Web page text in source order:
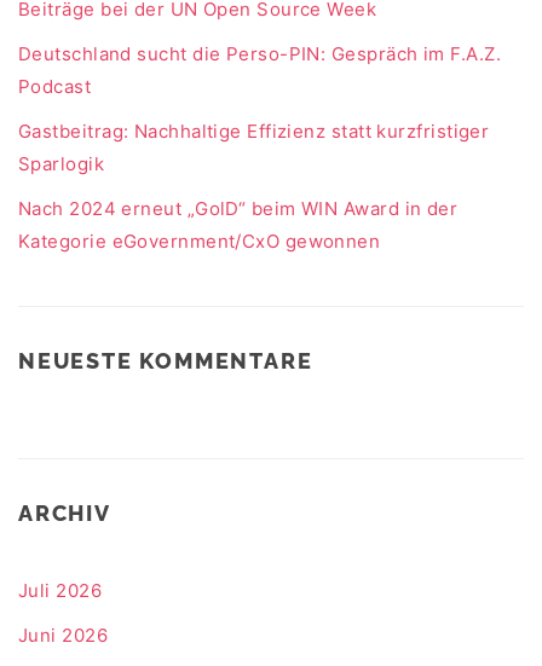
Beiträge bei der UN Open Source Week
Deutschland sucht die Perso-PIN: Gespräch im F.A.Z.
Podcast
Gastbeitrag: Nachhaltige Effizienz statt kurzfristiger
Sparlogik
Nach 2024 erneut „GolD“ beim WIN Award in der
Kategorie eGovernment/CxO gewonnen
NEUESTE KOMMENTARE
ARCHIV
Juli 2026
Juni 2026